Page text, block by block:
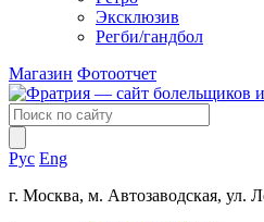
Эксклюзив
Регби/гандбол
Магазин Фотоотчет
Рус Eng
г. Москва, м. Автозаводская, ул.